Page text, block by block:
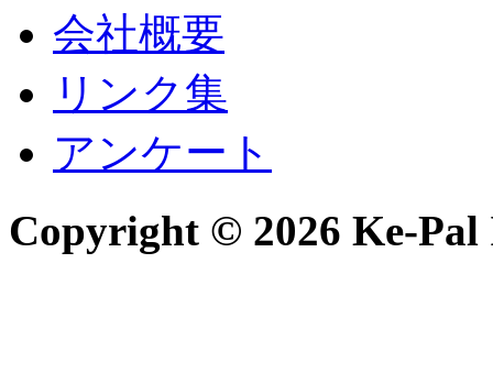
会社概要
リンク集
アンケート
Copyright © 2026 Ke-Pal